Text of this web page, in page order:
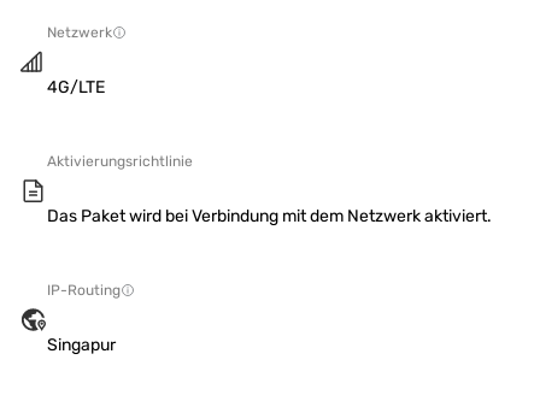
Netzwerk
4G/LTE
Aktivierungsrichtlinie
Das Paket wird bei Verbindung mit dem Netzwerk aktiviert.
IP-Routing
Singapur